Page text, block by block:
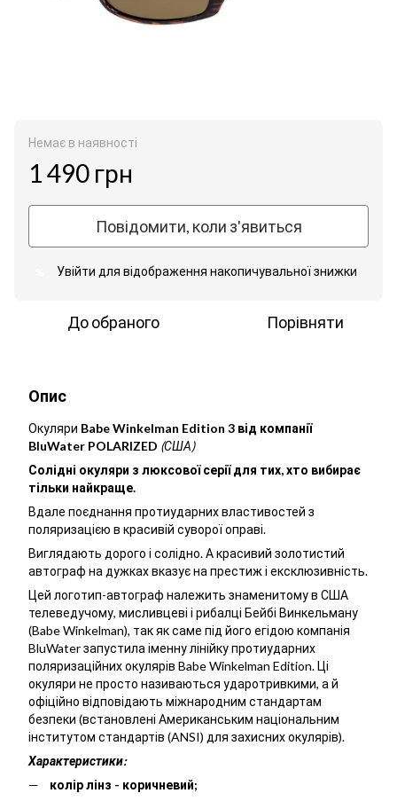
Немає в наявності
1 490 грн
Повідомити, коли з'явиться
Увійти для відображення накопичувальної знижки
До обраного Порівняти
Опис
Окуляри Babe Winkelman Edition 3 від компанії
BluWater POLARIZED (США)
Солідні окуляри з люксової серії для тих, хто вибирає
тільки найкраще.
Вдале поєднання протиударних властивостей з
поляризацією в красивій суворої оправі.
Виглядають дорого і солідно. А красивий золотистий
автограф на дужках вказує на престиж і ексклюзивність.
Цей логотип-автограф належить знаменитому в США
телеведучому, мисливцеві і рибалці Бейбі Винкельману
(Babe Winkelman), так як саме під його егідою компанія
BluWater запустила іменну лінійку протиударних
поляризаційних окулярів Babe Winkelman Edition. Ці
окуляри не просто називаються ударотривкими, а й
офіційно відповідають міжнародним стандартам
безпеки (встановлені Американським національним
інститутом стандартів (ANSI) для захисних окулярів).
Характеристики:
колір лінз - коричневий;